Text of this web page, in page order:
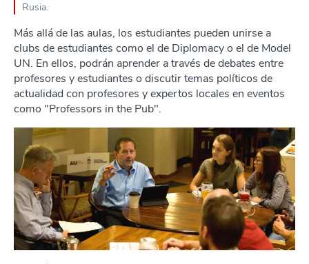
Rusia.
Más allá de las aulas, los estudiantes pueden unirse a
clubs de estudiantes como el de Diplomacy o el de Model
UN. En ellos, podrán aprender a través de debates entre
profesores y estudiantes o discutir temas políticos de
actualidad con profesores y expertos locales en eventos
como "Professors in the Pub".